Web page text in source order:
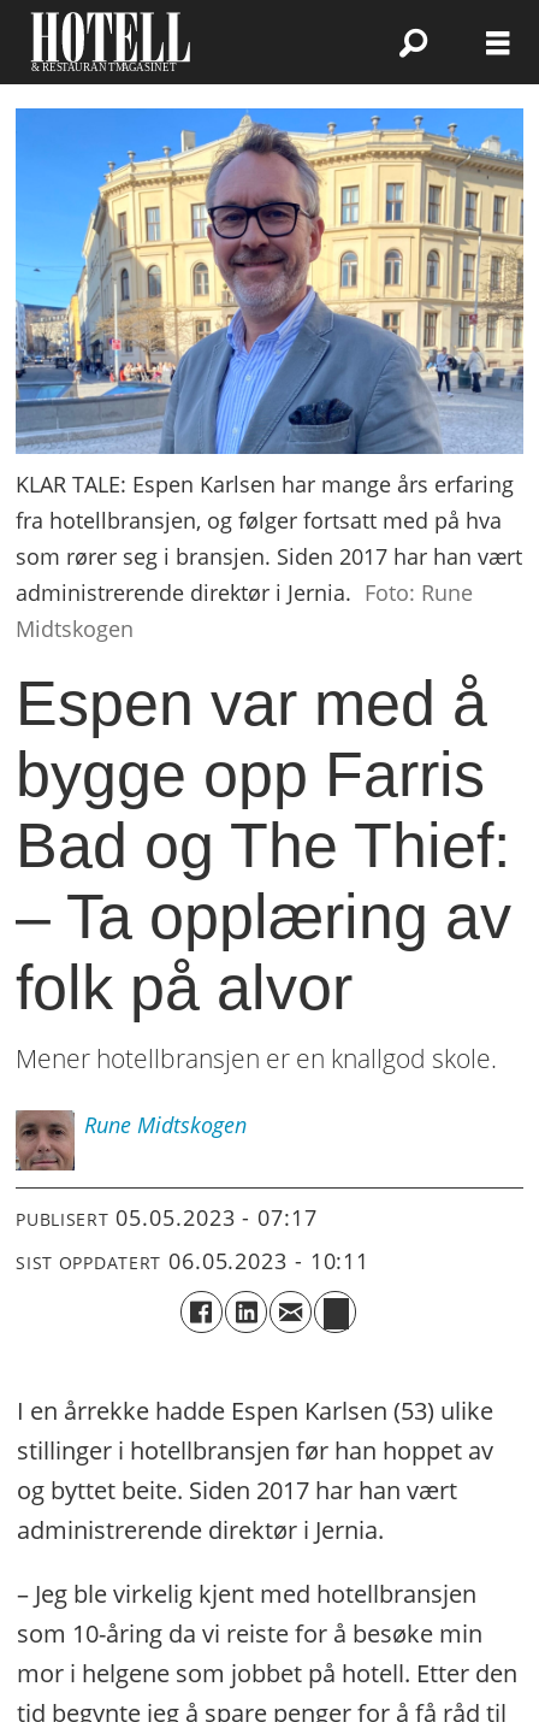
KLAR TALE: Espen Karlsen har mange års erfaring
fra hotellbransjen, og følger fortsatt med på hva
som rører seg i bransjen. Siden 2017 har han vært
administrerende direktør i Jernia. Foto: Rune
Midtskogen
Espen var med å
bygge opp Farris
Bad og The Thief:
– Ta opplæring av
folk på alvor
Mener hotellbransjen er en knallgod skole.
Rune Midtskogen
PUBLISERT 05.05.2023 - 07:17
SIST OPPDATERT 06.05.2023 - 10:11
I en årrekke hadde Espen Karlsen (53) ulike
stillinger i hotellbransjen før han hoppet av
og byttet beite. Siden 2017 har han vært
administrerende direktør i Jernia.
– Jeg ble virkelig kjent med hotellbransjen
som 10-åring da vi reiste for å besøke min
mor i helgene som jobbet på hotell. Etter den
tid begynte jeg å spare penger for å få råd til